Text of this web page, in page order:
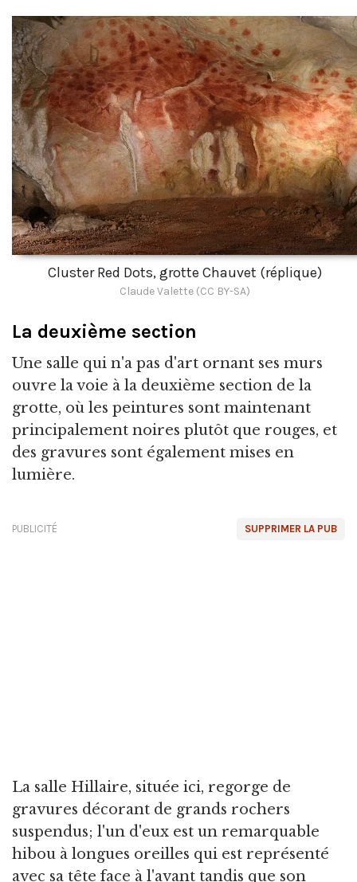
Cluster Red Dots, grotte Chauvet (réplique)
Claude Valette (CC BY-SA)
La deuxième section
Une salle qui n'a pas d'art ornant ses murs
ouvre la voie à la deuxième section de la
grotte, où les peintures sont maintenant
principalement noires plutôt que rouges, et
des gravures sont également mises en
lumière.
SUPPRIMER LA PUB
PUBLICITÉ
La salle Hillaire, située ici, regorge de
gravures décorant de grands rochers
suspendus; l'un d'eux est un remarquable
hibou à longues oreilles qui est représenté
avec sa tête face à l'avant tandis que son